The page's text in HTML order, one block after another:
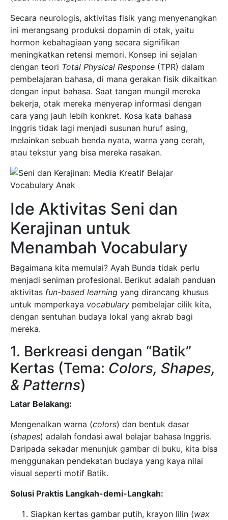
Secara neurologis, aktivitas fisik yang menyenangkan
ini merangsang produksi dopamin di otak, yaitu
hormon kebahagiaan yang secara signifikan
meningkatkan retensi memori. Konsep ini sejalan
dengan teori Total Physical Response (TPR) dalam
pembelajaran bahasa, di mana gerakan fisik dikaitkan
dengan input bahasa. Saat tangan mungil mereka
bekerja, otak mereka menyerap informasi dengan
cara yang jauh lebih konkret. Kosa kata bahasa
Inggris tidak lagi menjadi susunan huruf asing,
melainkan sebuah benda nyata, warna yang cerah,
atau tekstur yang bisa mereka rasakan.
Ide Aktivitas Seni dan
Kerajinan untuk
Menambah Vocabulary
Bagaimana kita memulai? Ayah Bunda tidak perlu
menjadi seniman profesional. Berikut adalah panduan
aktivitas fun-based learning yang dirancang khusus
untuk memperkaya vocabulary pembelajar cilik kita,
dengan sentuhan budaya lokal yang akrab bagi
mereka.
1. Berkreasi dengan “Batik”
Kertas (Tema: Colors, Shapes,
& Patterns)
Latar Belakang:
Mengenalkan warna (colors) dan bentuk dasar
(shapes) adalah fondasi awal belajar bahasa Inggris.
Daripada sekadar menunjuk gambar di buku, kita bisa
menggunakan pendekatan budaya yang kaya nilai
visual seperti motif Batik.
Solusi Praktis Langkah-demi-Langkah:
Siapkan kertas gambar putih, krayon lilin (wax